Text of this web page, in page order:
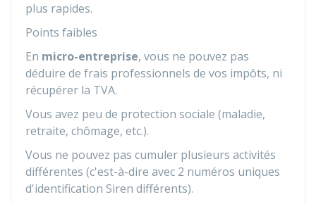
plus rapides.
Points faibles
En micro-entreprise, vous ne pouvez pas
déduire de frais professionnels de vos impôts, ni
récupérer la TVA.
Vous avez peu de protection sociale (maladie,
retraite, chômage, etc.).
Vous ne pouvez pas cumuler plusieurs activités
différentes (c'est-à-dire avec 2 numéros uniques
d'identification Siren différents).